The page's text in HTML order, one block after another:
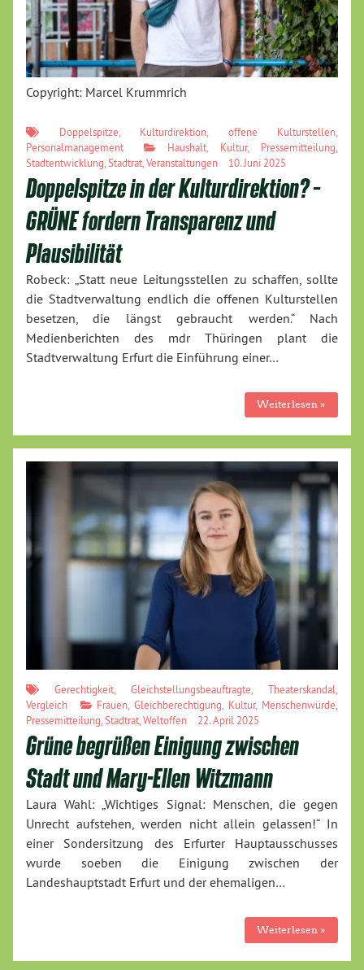
Copyright: Marcel Krummrich
Doppelspitze Kulturdirektion offene Kulturstellen
Personalmanagement
Haushalt Kultur, Pressemitteilung
Stadtentwicklung Stadtrat Veranstaltungen 10. Juni 2025
Doppelspitze in der Kulturdirektion? –
GRÜNE fordern Transparenz und
Plausibilität
Robeck: „Statt neue Leitungsstellen zu schaffen, sollte
die Stadtverwaltung endlich die offenen Kulturstellen
besetzen, die längst gebraucht werden.“ Nach
Medienberichten des mdr Thüringen plant die
Stadtverwaltung Erfurt die Einführung einer…
Weiterlesen »
Gerechtigkeit, Gleichstellungsbeauftragte, Theaterskandal,
Vergleich
Frauen, Gleichberechtigung, Kultur, Menschenwürde,
Pressemitteilung,Stadtrat,Weltoffen 22. April 2025
Grüne begrüßen Einigung zwischen
Stadt und Mary-Ellen Witzmann
Laura Wahl: „Wichtiges Signal: Menschen, die gegen
Unrecht aufstehen, werden nicht allein gelassen!“ In
einer Sondersitzung des Erfurter Hauptausschusses
wurde soeben die Einigung zwischen der
Landeshauptstadt Erfurt und der ehemaligen…
Weiterlesen »